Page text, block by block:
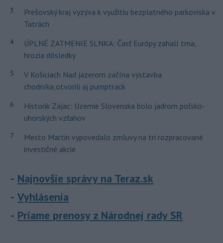
3
Prešovský kraj vyzýva k využitiu bezplatného parkoviska v
Tatrách
4
ÚPLNÉ ZATMENIE SLNKA: Časť Európy zahalí tma,
hrozia dôsledky
5
V Košiciach Nad jazerom začína výstavba
chodníka,otvorili aj pumptrack
6
Historik Zajac: Územie Slovenska bolo jadrom poľsko-
uhorských vzťahov
7
Mesto Martin vypovedalo zmluvy na tri rozpracované
investičné akcie
Najnovšie správy na Teraz.sk
Vyhlásenia
Priame prenosy z Národnej rady SR